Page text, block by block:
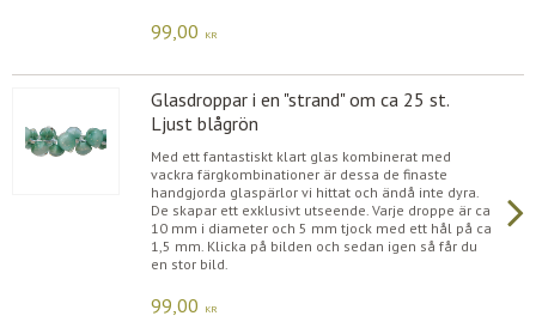
99,00 KR
Glasdroppar i en "strand" om ca 25 st.
Ljust blågrön
Med ett fantastiskt klart glas kombinerat med
vackra färgkombinationer är dessa de finaste
handgjorda glaspärlor vi hittat och ändå inte dyra.
De skapar ett exklusivt utseende. Varje droppe är ca
10 mm i diameter och 5 mm tjock med ett hål på ca
1,5 mm. Klicka på bilden och sedan igen så får du
en stor bild.
99,00 KR